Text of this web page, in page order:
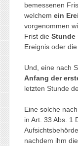
bemessenen
welchem ein
vorgenommen
Frist die Stunde
Ereignis oder
Und, eine nach
Anfang der
letzten Stunde
Eine solche
in Art. 33 Abs. 1
nachdem ihm